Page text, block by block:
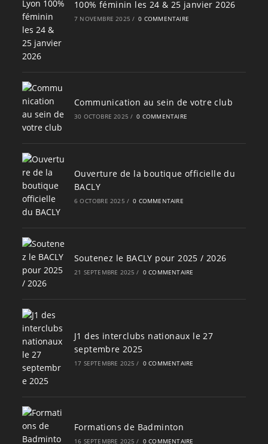
100% féminin les 24 & 25 janvier 2026
7 NOVEMBRE 2025 / 0 COMMENTAIRE
Communication au sein de votre club
30 OCTOBRE 2025 / 0 COMMENTAIRE
Ouverture de la boutique officielle du
BACLY
6 OCTOBRE 2025 / 0 COMMENTAIRE
Soutenez le BACLY pour 2025 / 2026
21 SEPTEMBRE 2025 / 0 COMMENTAIRE
J1 des interclubs nationaux le 27
septembre 2025
17 SEPTEMBRE 2025 / 0 COMMENTAIRE
Formations de Badminton
16 SEPTEMBRE 2025 / 0 COMMENTAIRE